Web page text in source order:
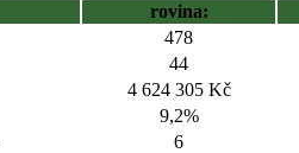
rovina:
478
44
4 624 305 Kč
9,2%
6